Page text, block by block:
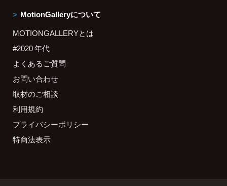
MotionGalleryについて
MOTIONGALLERYとは
#2020 年代
よくあるご質問
お問い合わせ
取材のご相談
利用規約
プライバシーポリシー
特商法表示